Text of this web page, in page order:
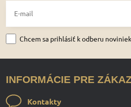
Chcem sa prihlásiť k odberu
INFORMÁCIE PRE
Kontakty